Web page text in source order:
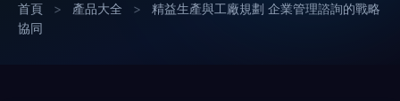
首頁 > 產品大全 >
精益生產與工廠規劃 企業管理諮詢的戰略
協同